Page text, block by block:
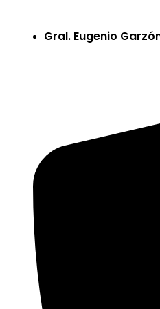
Gral. Eugenio